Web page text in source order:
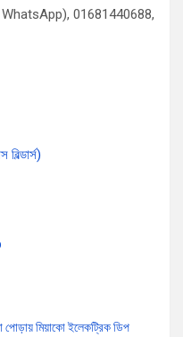
01681440688,
পোড়ায় মিয়াকো ইলেকট্রিক ডিপ